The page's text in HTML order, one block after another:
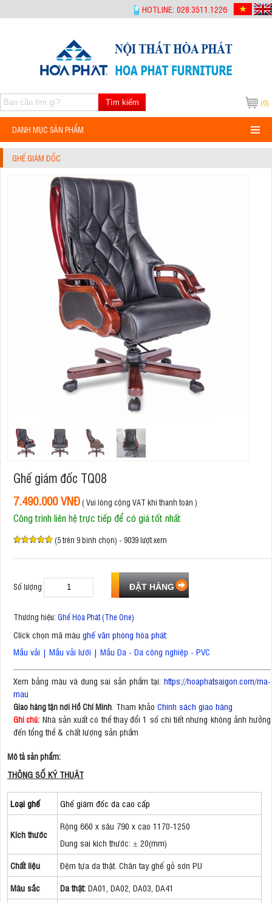
HOTLINE: 028.3511.1226
(0)
Tìm kiếm
DANH MỤC SẢN PHẨM
GHẾ GIÁM ĐỐC
Ghế giám đốc TQ08
7.490.000 VNĐ( Vui lòng cộng VAT khi thanh toán )
Công trình liên hệ trực tiếp để có giá tốt nhất
(5 trên 9 bình chọn) - 9039 lượt xem
Số lượng
Thương hiệu: Ghế Hòa Phát (The One)
Click chọn mã màu ghế văn phòng hòa phát:
Mẫu vải | Mẫu vải lưới | Mẫu Da - Da công nghiệp - PVC
Xem bảng màu và dung sai sản phẩm tại: https://hoaphatsaigon.com/ma-
mau
Giao hàng tận nơi Hồ Chí Minh . Tham khảo Chính sách giao hàng
Ghi chú: Nhà sản xuất có thể thay đổi 1 số chi tiết nhưng không ảnh hưởng
đến tổng thể & chất lượng sản phẩm
Mô tả sản phẩm:
THÔNG SỐ KỸ THUẬT
Loại ghế Ghế giám đốc da cao cấp
Kích thước
Rộng 660 x sâu 790 x cao 1170-1250
Dung sai kích thước: ± 20(mm)
Chất liệu
Đệm tựa da thật. Chân tay ghế gỗ sơn PU
Màu sắc
Da thật: DA01, DA02, DA03, DA41